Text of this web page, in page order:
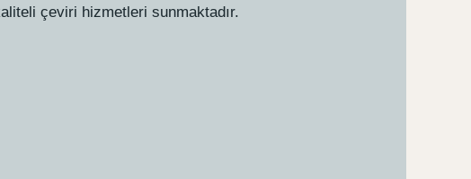
çeviri hizmetleri sunmaktadır.